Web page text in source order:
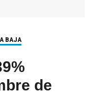
BAJA
de